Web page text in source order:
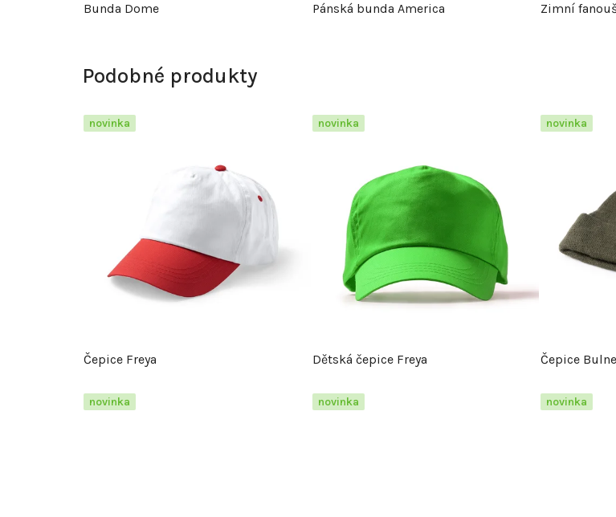
Bunda Dome Pánská bunda America Zimní
Podobné produkty
novinka
Čepice Freya
novinka
Dětská čepice Freya
novinka
Čepice
novinka novinka novinka